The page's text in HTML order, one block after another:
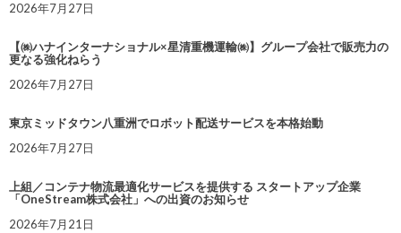
2026年7月27日
【㈱ハナインターナショナル×星清重機運輸㈱】グループ会社で販売力の
更なる強化ねらう
2026年7月27日
東京ミッドタウン八重洲でロボット配送サービスを本格始動
2026年7月27日
上組／コンテナ物流最適化サービスを提供する スタートアップ企業
「OneStream株式会社」への出資のお知らせ
2026年7月21日